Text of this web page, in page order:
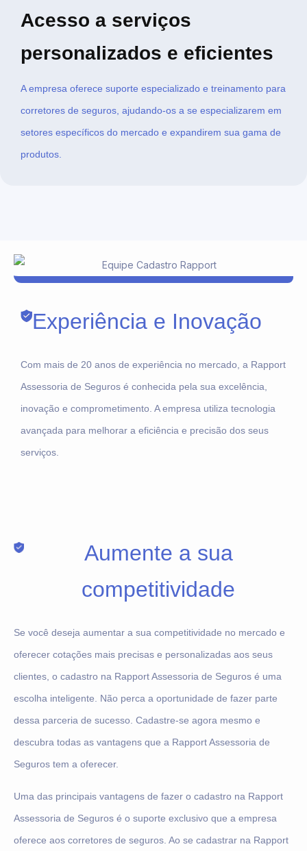
Acesso a serviços
personalizados e eficientes
A empresa oferece suporte especializado e treinamento para
corretores de seguros, ajudando-os a se especializarem em
setores específicos do mercado e expandirem sua gama de
produtos.
Experiência e Inovação
Com mais de 20 anos de experiência no mercado, a Rapport
Assessoria de Seguros é conhecida pela sua excelência,
inovação e comprometimento. A empresa utiliza tecnologia
avançada para melhorar a eficiência e precisão dos seus
serviços.
Aumente a sua
competitividade
Se você deseja aumentar a sua competitividade no mercado e
oferecer cotações mais precisas e personalizadas aos seus
clientes, o cadastro na Rapport Assessoria de Seguros é uma
escolha inteligente. Não perca a oportunidade de fazer parte
dessa parceria de sucesso. Cadastre-se agora mesmo e
descubra todas as vantagens que a Rapport Assessoria de
Seguros tem a oferecer.
Uma das principais vantagens de fazer o cadastro na Rapport
Assessoria de Seguros é o suporte exclusivo que a empresa
oferece aos corretores de seguros. Ao se cadastrar na Rapport